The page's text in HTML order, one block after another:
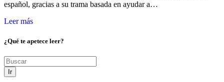
español, gracias a su trama basada en ayudar a…
Leer más
¿Qué te apetece leer?
Ir